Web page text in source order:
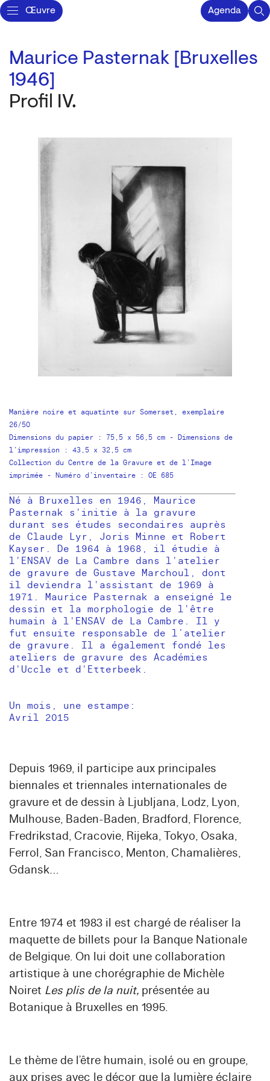
Œuvre Agenda
Maurice Pasternak [Bruxelles
1946]
Profil IV.
Manière noire et aquatinte sur Somerset, exemplaire
26/50
Dimensions du papier : 75,5 x 56,5 cm - Dimensions de
l’impression : 43,5 x 32,5 cm
Collection du Centre de la Gravure et de l’Image
imprimée - Numéro d’inventaire : OE 685
Né à Bruxelles en 1946, Maurice
Pasternak s'initie à la gravure
durant ses études secondaires auprès
de Claude Lyr, Joris Minne et Robert
Kayser. De 1964 à 1968, il étudie à
l'ENSAV de La Cambre dans l'atelier
de gravure de Gustave Marchoul, dont
il deviendra l'assistant de 1969 à
1971. Maurice Pasternak a enseigné le
dessin et la morphologie de l'être
humain à l'ENSAV de La Cambre. Il y
fut ensuite responsable de l’atelier
de gravure. Il a également fondé les
ateliers de gravure des Académies
d'Uccle et d'Etterbeek.
Un mois, une estampe:
Avril 2015
Depuis 1969, il participe aux principales
biennales et triennales internationales de
gravure et de dessin à Ljubljana, Lodz, Lyon,
Mulhouse, Baden-Baden, Bradford, Florence,
Fredrikstad, Cracovie, Rijeka, Tokyo, Osaka,
Ferrol, San Francisco, Menton, Chamalières,
Gdansk…
Entre 1974 et 1983 il est chargé de réaliser la
maquette de billets pour la Banque Nationale
de Belgique. On lui doit une collaboration
artistique à une chorégraphie de Michèle
Noiret Les plis de la nuit, présentée au
Botanique à Bruxelles en 1995.
Le thème de l’être humain, isolé ou en groupe,
aux prises avec le décor que la lumière éclaire